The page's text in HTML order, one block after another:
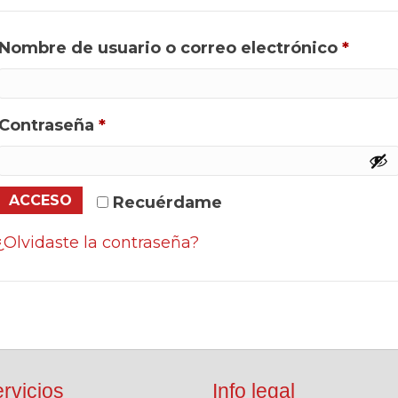
de usuario o correo electrónico *
*Obligatorio
Recuérdame
ACCESO
la contraseña?
Info legal